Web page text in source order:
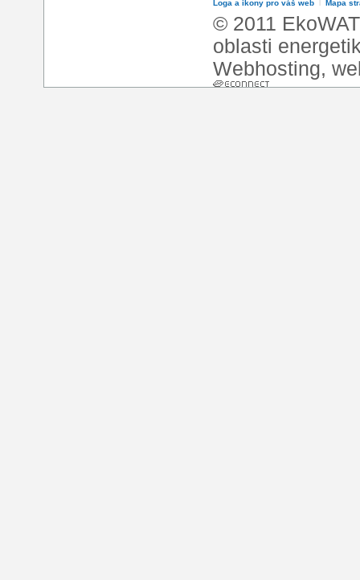
Loga a ikony pro váš web Mapa
© 2011
oblasti
Webhosting,